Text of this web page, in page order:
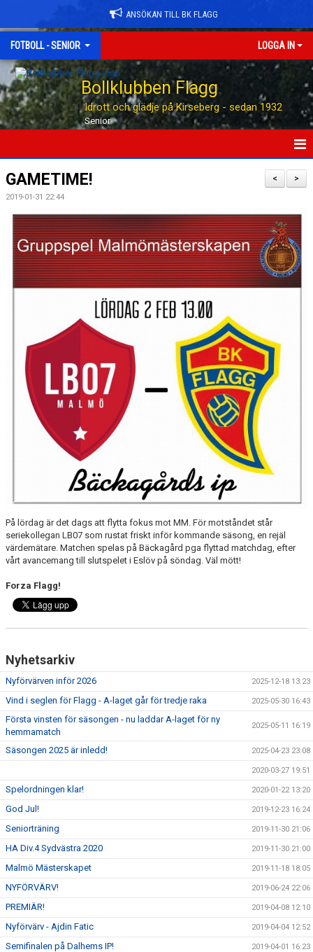
ANSÖKAN TILL BK FLAGG
FOTBOLL - SENIOR LOGGA IN
Bollklubben Flagg
Idrott och glädje på Kirseberg - sedan 1932
Senior
HEM
NYHETER
TABELLEN
KALENDER
NYFÖRVÄRV
SPELARRÅD
STATISTIK
MATCHREFERAT TIDIGARE ÅR
>
<
GAMETIME!
2019-01-31 22:44
På lördag är det dags att flytta fokus mot MM. För motståndet står
seriekollegan LB07 som rustat friskt inför kommande säsong, en rejäl
värdemätare. Matchen spelas på Bäckagård pga flyttad matchdag, efter
vårt avancemang till slutspelet i Eslöv på söndag. Väl mött!
Forza Flagg!
Nyhetsarkiv
Nyförvärven inför 2026 2025-12-18 13:23
Vind i seglen för Flagg - A-laget går för tredje raka 2025-05-30 16:43
Första vinsten för säsongen - nu laddar A-laget för ny
hemmamatch
2025-05-11 16:19
Säsongen 2025 är inledd! 2025-04-23 23:08
2020-03-27 19:51
Spelordningen klar! 2020-01-22 13:20
God Jul! 2019-12-23 16:24
Seniorträning 2019-11-30 21:06
HA Div.4 Sydvästra 2020 2019-11-30 21:00
Malmö Mästerskapet 2019-11-18 18:05
NYFÖRVÄRV! 2019-06-24 22:06
PREMIÄR! 2019-04-08 12:10
Nyförvärv - Ajdin Fatic 2019-04-04 12:52
Semifinalen på Dalhems IP! 2019-04-01 16:23